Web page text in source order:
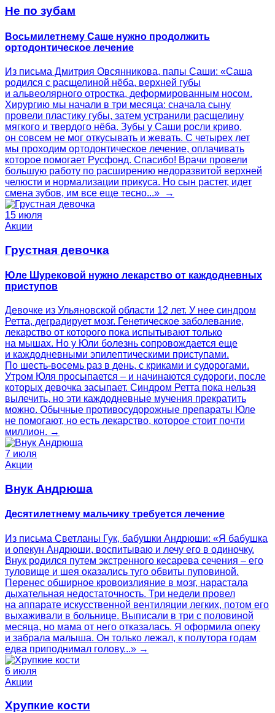
Не по зубам
Восьмилетнему Саше нужно продолжить
ортодонтическое лечение
Из письма Дмитрия Овсянникова, папы Саши: «Саша
родился с расщелиной нёба, верхней губы
и альвеолярного отростка, деформированным носом.
Хирургию мы начали в три месяца: сначала сыну
провели пластику губы, затем устранили расщелину
мягкого и твердого нёба. Зубы у Саши росли криво,
он совсем не мог откусывать и жевать. С четырех лет
мы проходим ортодонтическое лечение, оплачивать
которое помогает Русфонд. Спасибо! Врачи провели
большую работу по расширению недоразвитой верхней
челюсти и нормализации прикуса. Но сын растет, идет
смена зубов, им все еще тесно...» →
15 июля
Акции
Грустная девочка
Юле Шурековой нужно лекарство от каждодневных
приступов
Девочке из Ульяновской области 12 лет. У нее синдром
Ретта, деградирует мозг. Генетическое заболевание,
лекарство от которого пока испытывают только
на мышах. Но у Юли болезнь сопровождается еще
и каждодневными эпилептическими приступами.
По шесть-восемь раз в день, с криками и судорогами.
Утром Юля просыпается – и начинаются судороги, после
которых девочка засыпает. Синдром Ретта пока нельзя
вылечить, но эти каждодневные мучения прекратить
можно. Обычные противосудорожные препараты Юле
не помогают, но есть лекарство, которое стоит почти
миллион. →
7 июля
Акции
Внук Андрюша
Десятилетнему мальчику требуется лечение
Из письма Светланы Гук, бабушки Андрюши: «Я бабушка
и опекун Андрюши, воспитываю и лечу его в одиночку.
Внук родился путем экстренного кесарева сечения – его
туловище и шея оказались туго обвиты пуповиной.
Перенес обширное кровоизлияние в мозг, нарастала
дыхательная недостаточность. Три недели провел
на аппарате искусственной вентиляции легких, потом его
выхаживали в больнице. Выписали в три с половиной
месяца, но мама от него отказалась. Я оформила опеку
и забрала малыша. Он только лежал, к полутора годам
едва приподнимал голову...» →
6 июля
Акции
Хрупкие кости